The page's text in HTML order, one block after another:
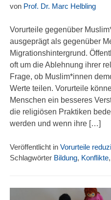
von Prof. Dr. Marc Helbling
Vorurteile gegenüber
ausgeprägt als gegenüber
Migrationshintergrund.
oft um die Ablehnung ihrer
Frage, ob Muslim*innen
Werte teilen. Vorurteile
Menschen ein besseres
die religiösen Praktiken
werden und wenn ihre […]
Veröffentlicht in Vorurteile
Schlagwörter Bildung, Konflikte,